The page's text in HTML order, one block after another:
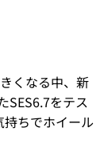
くなる中、新
SES6.7をテス
持ちでホイール